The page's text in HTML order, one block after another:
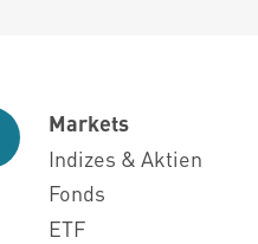
Markets
Indizes & Aktien
Fonds
ETF